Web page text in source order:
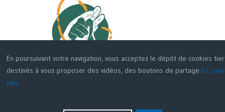
En poursuivant votre navigation, vous acceptez le dépôt de cookies
destinés à vous proposer des vidéos, des boutons de partage En
plus